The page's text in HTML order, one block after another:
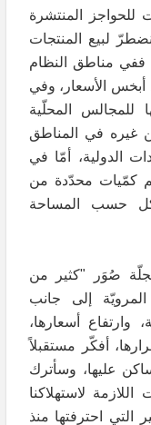
للحواجز المنتشرة
لبيع المنتجات
ففي مناطق النظام
أبخس الأسعار، وفي
للمجالس المحلّية
غيره في المناطق
الدولية، أمّا في
كمّيات محدّدة من
كل حسب المساحة
صُوَر "كثير من
إلى جانب
وارتفاع أسعارها،
أفكّر مستقبلاً
عليها، وسأترك
لاستهلاكنا
التي احترفتها منذ